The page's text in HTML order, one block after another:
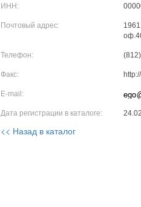
ИНН:
Почтовый адрес:
Телефон:
Факс:
E-mail:
Дата регистрации в каталоге:
<< Назад в каталог